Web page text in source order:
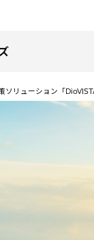
ソリューション「